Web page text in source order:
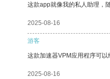
这款app就像我的私人助理，
2025-08-16
游客
这款加速器VPM应用程序可以
2025-08-16